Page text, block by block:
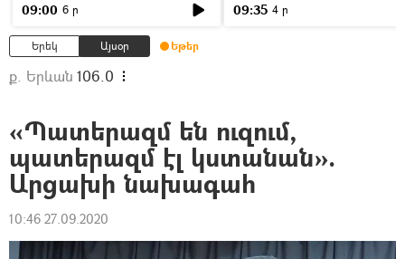
09:00 6 ր 09:35 4 ր
Երեկ Այսօր Եթեր
ք. Երևան 106.0
«Պատերազմ են ուզում,
պատերազմ էլ կստանան».
Արցախի նախագահ
10:46 27.09.2020